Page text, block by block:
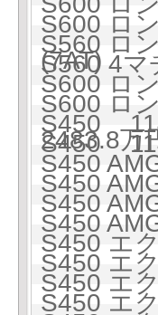
S600 ロ
(7AT)
S560 ロ
S560 4
S600 ロ
S600 ロ
2483.8
S450
S450
S450
S450
S450
S450
S450 エ
S450 エ
S450 エ
S450 エ